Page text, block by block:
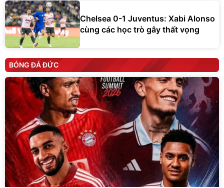
Chelsea 0-1 Juventus: Xabi Alonso
cùng các học trò gây thất vọng
BÓNG ĐÁ ĐỨC